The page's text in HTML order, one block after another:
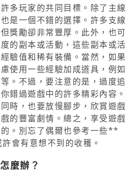
多玩家的共同目標。除了主線
是一個不錯的選擇。許多支線
獎勵卻非常豐厚。此外，也可
的副本或活動，這些副本或活
驗值和稀有裝備。當然，如果
使用一些經驗加成道具，例如
。不過，要注意的是，過度追
錯過遊戲中的許多精彩內容。
時，也要放慢腳步，欣賞遊戲
的豐富劇情。總之，享受遊戲
。別忘了偶爾也參考一些**
會有意想不到的收穫。
麼辦？